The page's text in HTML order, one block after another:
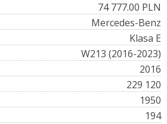
74 777.00 PLN
Mercedes-Benz
Klasa E
W213 (2016-2023)
2016
229 120
1950
194